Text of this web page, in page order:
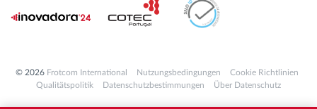
© 2026 Frotcom International Nutzungsbedingungen
Cookie Richtlinien
Qualitätspolitik
Datenschutzbestimmungen Über Datenschutz